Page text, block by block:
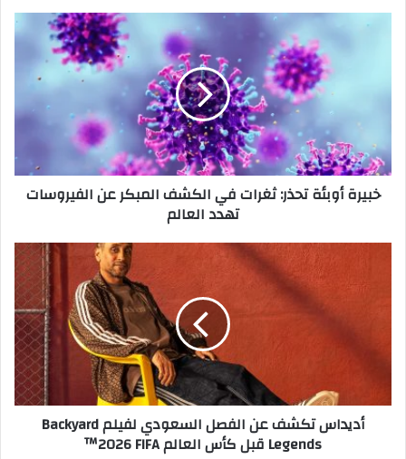
عن
الفيروسات
تهددخبيرة أوبئة تحذر: ثغرات في الكشف المبكر عن الفيروسات
تهدد العالم
قبل
أديداس تكشف عن الفصل السعودي لفيلم Backyard
Legends قبل كأس العالم ‎‎™2026 FIFA‏‏